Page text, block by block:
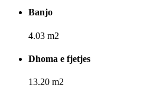
Banjo
4.03 m2
Dhoma e fjetjes
13.20 m2